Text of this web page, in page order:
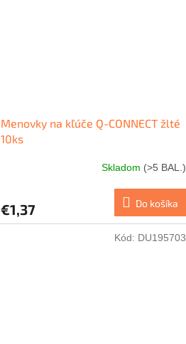
Menovky na kľúče Q-CONNECT žlté
10ks
Skladom (>5 BAL.)
€1,37 Do košíka
Kód: DU195703